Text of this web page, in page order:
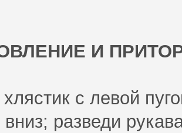
И
хлястик с левой
разведи